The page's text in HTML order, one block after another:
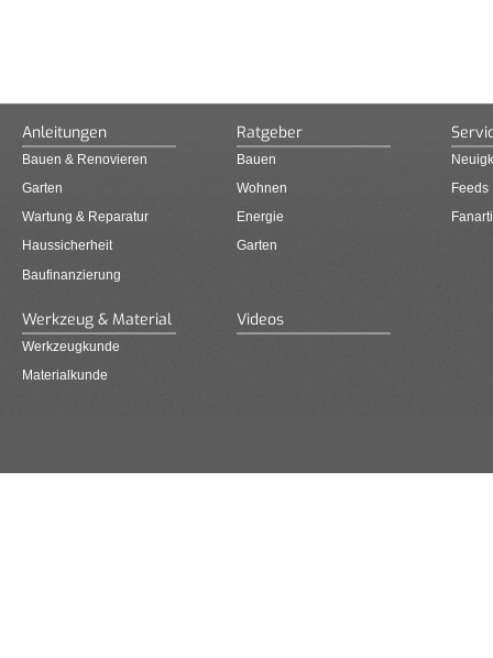
Anleitungen
Bauen & Renovieren
Garten
Wartung & Reparatur
Haussicherheit
Baufinanzierung
Ratgeber
Bauen
Wohnen
Energie
Garten
Feeds
Werkzeug & Material
Werkzeugkunde
Materialkunde
Videos